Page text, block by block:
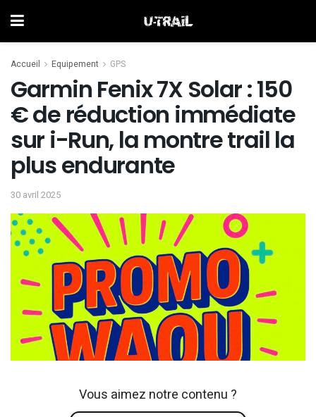
Accueil Equipement GPS
Garmin Fenix 7X Solar : 150
€ de réduction immédiate
sur i-Run, la montre trail la
plus endurante
30 avril 2025
Vous aimez notre contenu ?